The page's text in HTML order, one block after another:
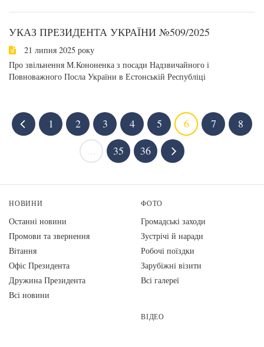
УКАЗ ПРЕЗИДЕНТА УКРАЇНИ №509/2025
21 липня 2025 року
Про звільнення М.Кононенка з посади Надзвичайного і
Повноважного Посла України в Естонській Республіці
1 2 3 4 5 6 7
8
35 36
НОВИНИ
Останні новини
Промови та звернення
Вiтання
Офіс Президента
Дружина Президента
Всі новини
ФОТО
Громадські заходи
Зустрічі й наради
Робочі поїздки
Зарубіжні візити
Всі галереї
ВІДЕО